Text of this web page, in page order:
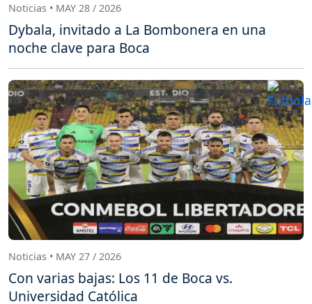
Noticias • MAY 28 / 2026
Dybala, invitado a La Bombonera en una
noche clave para Boca
Noticias • MAY 27 / 2026
Con varias bajas: Los 11 de Boca vs.
Universidad Católica